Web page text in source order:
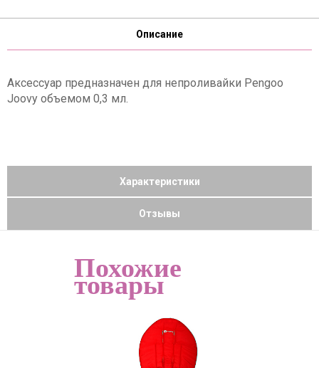
Описание
Аксессуар предназначен для непроливайки Pengoo
Joovy объемом 0,3 мл.
Характеристики
Отзывы
Похожие
товары